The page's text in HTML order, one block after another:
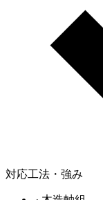
対応工法・強み